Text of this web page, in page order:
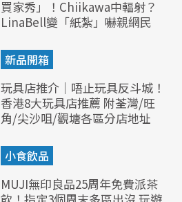
買家秀」！Chiikawa中輻射？
LinaBell變「紙紮」嚇親網民
新品開箱
玩具店推介｜唔止玩具反斗城！
香港8大玩具店推薦 附荃灣/旺
角/尖沙咀/觀塘各區分店地址
小食飲品
MUJI無印良品25周年免費派茶